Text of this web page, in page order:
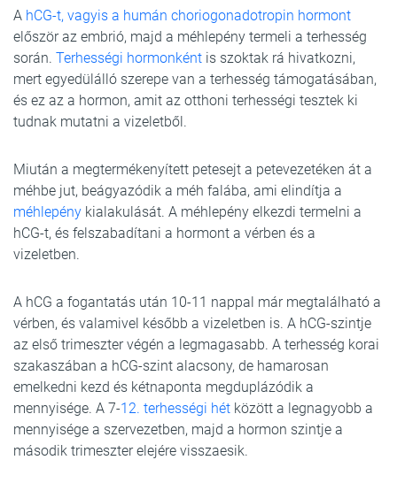
A hCG-t, vagyis a humán choriogonadotropin hormont
először az embrió, majd a méhlepény termeli a terhesség
során. Terhességi hormonként is szoktak rá hivatkozni,
mert egyedülálló szerepe van a terhesség támogatásában,
és ez az a hormon, amit az otthoni terhességi tesztek ki
tudnak mutatni a vizeletből.
Miután a megtermékenyített petesejt a petevezetéken át a
méhbe jut, beágyazódik a méh falába, ami elindítja a
méhlepény kialakulását. A méhlepény elkezdi termelni a
hCG-t, és felszabadítani a hormont a vérben és a
vizeletben.
A hCG a fogantatás után 10-11 nappal már megtalálható a
vérben, és valamivel később a vizeletben is. A hCG-szintje
az első trimeszter végén a legmagasabb. A terhesség korai
szakaszában a hCG-szint alacsony, de hamarosan
emelkedni kezd és kétnaponta megduplázódik a
mennyisége. A 7-12. terhességi hét között a legnagyobb a
mennyisége a szervezetben, majd a hormon szintje a
második trimeszter elejére visszaesik.